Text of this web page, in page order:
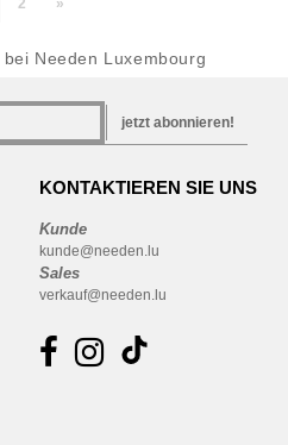
2 »
Needen Luxembourg
jetzt abonnieren!
KONTAKTIEREN SIE UNS
Kunde
kunde@needen.lu
Sales
verkauf@needen.lu